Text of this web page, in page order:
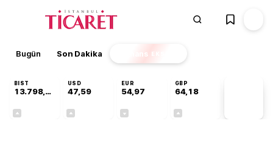
Bugün Son Dakika Finans EKSTRA
BIST
13.798,82
USD
47,59
EUR
54,97
GBP
64,18